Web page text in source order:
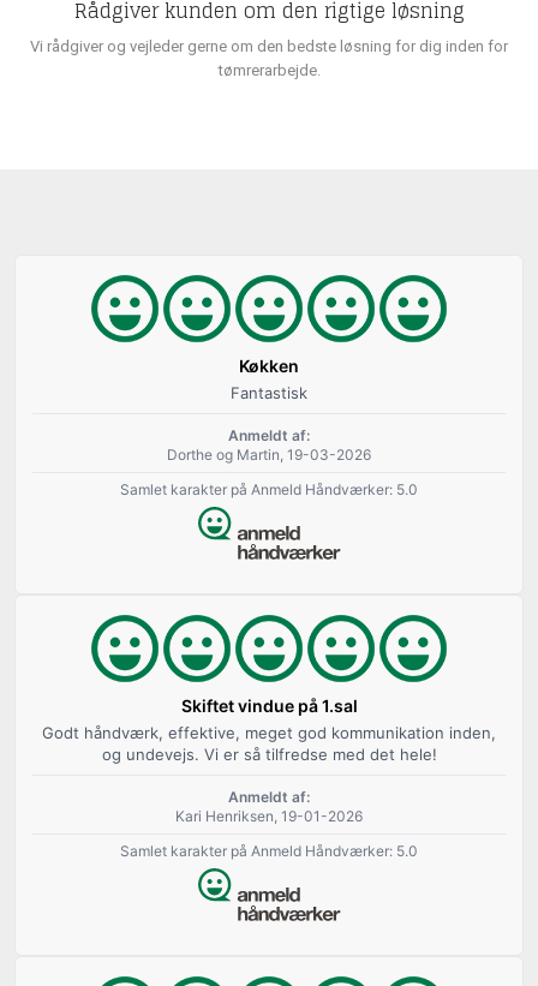
Rådgiver kunden om den rigtige løsning
Vi rådgiver og vejleder gerne om den bedste løsning for dig inden for
tømrerarbejde.
Køkken
Fantastisk
Anmeldt af:
Dorthe og Martin, 19-03-2026
Samlet karakter på Anmeld Håndværker: 5.0
Skiftet vindue på 1.sal
Godt håndværk, effektive, meget god kommunikation inden,
og undevejs. Vi er så tilfredse med det hele!
Anmeldt af:
Kari Henriksen, 19-01-2026
Samlet karakter på Anmeld Håndværker: 5.0